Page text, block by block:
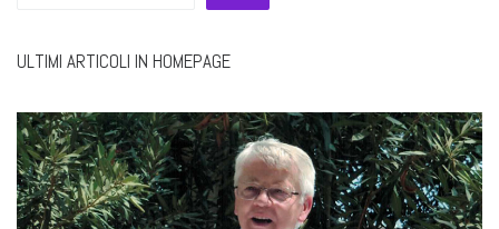
ULTIMI ARTICOLI IN HOMEPAGE